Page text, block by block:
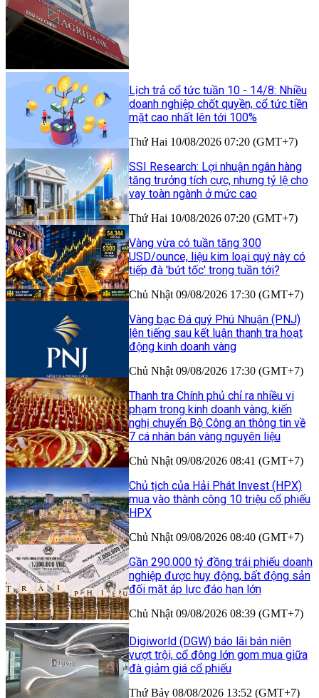
Lịch trả cổ tức tuần 10 - 14/8: Nhiều
doanh nghiệp chốt quyền, cổ tức tiền
mặt cao nhất lên tới 100%
Thứ Hai 10/08/2026 07:20 (GMT+7)
SSI Research: Lợi nhuận ngân hàng
tăng trưởng tích cực, nhưng tỷ lệ cho
vay toàn ngành ở mức cao
Thứ Hai 10/08/2026 07:20 (GMT+7)
Vàng vừa có tuần tăng 300
USD/ounce, liệu kim loại quý này có
tiếp đà 'bứt tốc' trong tuần tới?
Chủ Nhật 09/08/2026 17:30 (GMT+7)
Vàng bạc Đá quý Phú Nhuận (PNJ)
lên tiếng sau kết luận thanh tra hoạt
động kinh doanh vàng
Chủ Nhật 09/08/2026 17:30 (GMT+7)
Thanh tra Chính phủ chỉ ra nhiều vi
phạm trong kinh doanh vàng, kiến
nghị chuyển Bộ Công an thông tin về
7 cá nhân bán vàng nguyên liệu
Chủ Nhật 09/08/2026 08:41 (GMT+7)
Chủ tịch của Hải Phát Invest (HPX)
mua vào thành công 10 triệu cổ phiếu
HPX
Chủ Nhật 09/08/2026 08:40 (GMT+7)
Gần 290.000 tỷ đồng trái phiếu doanh
nghiệp được huy động, bất động sản
đối mặt áp lực đáo hạn lớn
Chủ Nhật 09/08/2026 08:39 (GMT+7)
Digiworld (DGW) báo lãi bán niên
vượt trội, cổ đông lớn gom mua giữa
đà giảm giá cổ phiếu
Thứ Bảy 08/08/2026 13:52 (GMT+7)